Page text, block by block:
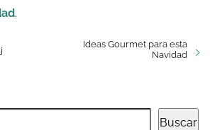
.
Ideas Gourmet para esta
Navidad
Buscar